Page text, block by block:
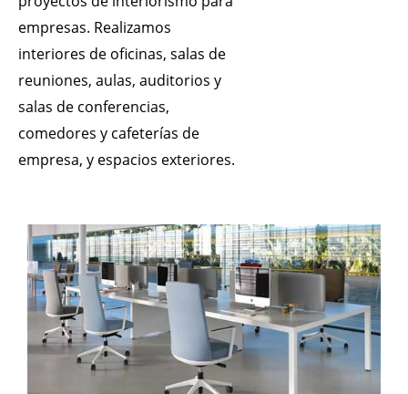
empresas. Realizamos
interiores de oficinas, salas de
reuniones, aulas, auditorios y
salas de conferencias,
comedores y cafeterías de
empresa, y espacios exteriores.